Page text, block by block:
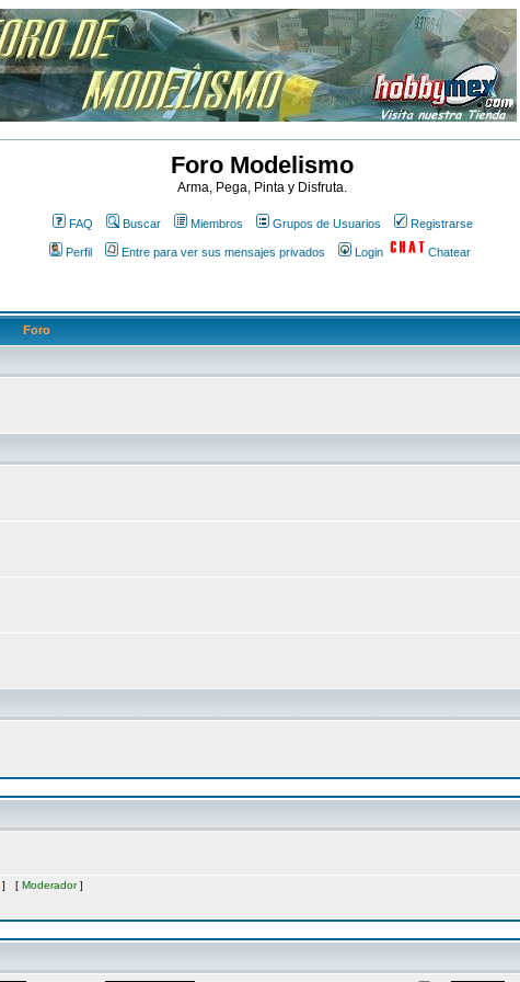
Foro Modelismo
Arma, Pega, Pinta y Disfruta.
FAQ Buscar Miembros Grupos de Usuarios Registrarse
Perfil Entre para ver sus mensajes privados Login Chatear
Foro
] [ Moderador]